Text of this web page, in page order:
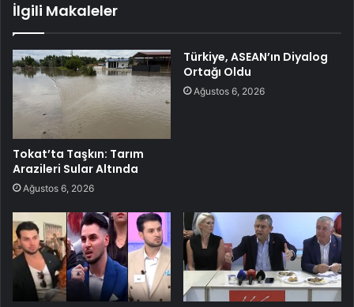
İlgili Makaleler
Tokat’ta Taşkın: Tarım
Arazileri Sular Altında
Ağustos 6, 2026
Türkiye, ASEAN’ın Diyalog
Ortağı Oldu
Ağustos 6, 2026